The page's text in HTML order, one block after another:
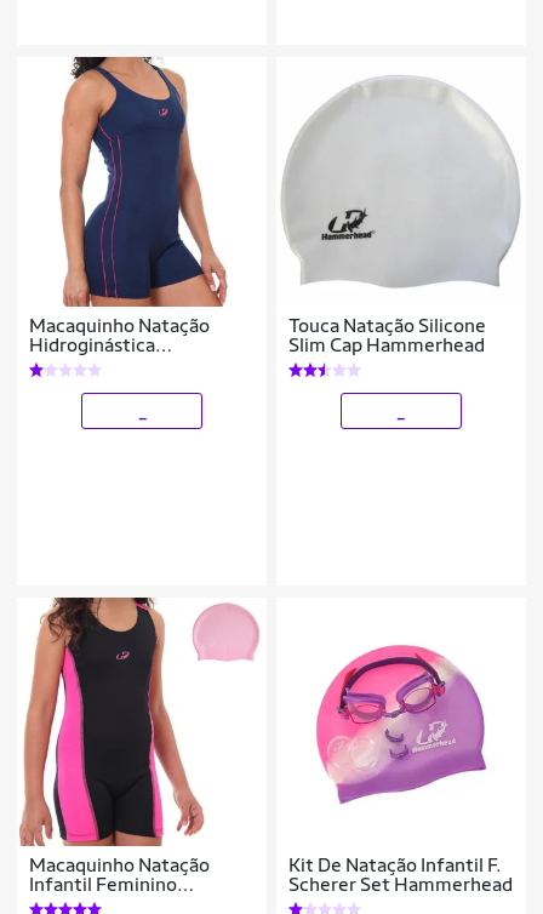
Macaquinho Natação
Hidroginástica
Hammerhead Helanca
Marinho
Touca Natação Silicone
Slim Cap Hammerhead
Macaquinho Natação
Infantil Feminino
Hammerhead + Touca Sili
Kit De Natação Infantil F.
Scherer Set Hammerhead